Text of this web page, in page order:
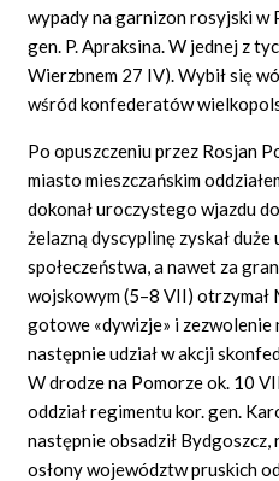
wypady na garnizon rosyjski w
gen. P. Apraksina. W jednej z
Wierzbnem 27 IV). Wybił się
wśród konfederatów
Po opuszczeniu przez Rosjan
miasto mieszczańskim
dokonał uroczystego wjazdu
żelazną dyscyplinę zyskał duże
społeczeństwa, a nawet za
wojskowym (5–8 VII) otrzymał
gotowe «dywizje» i zezwolenie
następnie udział w akcji
W drodze na Pomorze ok. 10
oddział regimentu kor. gen.
następnie obsadził
osłony województw pruskich